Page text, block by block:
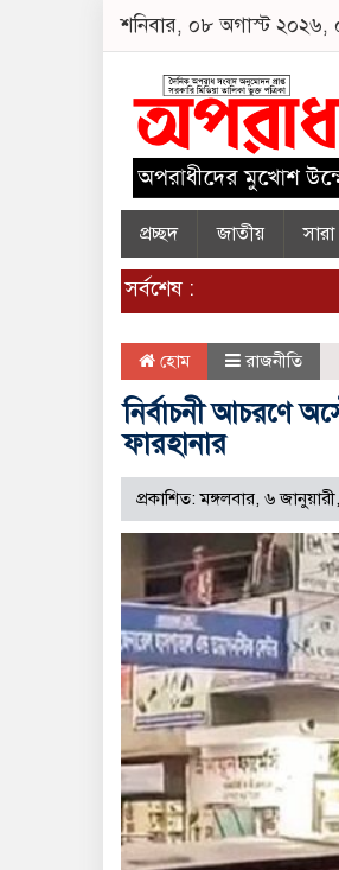
শনিবার, ০৮ অগাস্ট ২০২৬,
প্রচ্ছদ জাতীয়
সর্বশেষ :
হোম রাজনীতি
নির্বাচনী আচরণে
ফারহানার
প্রকাশিত: মঙ্গলবার, ৬